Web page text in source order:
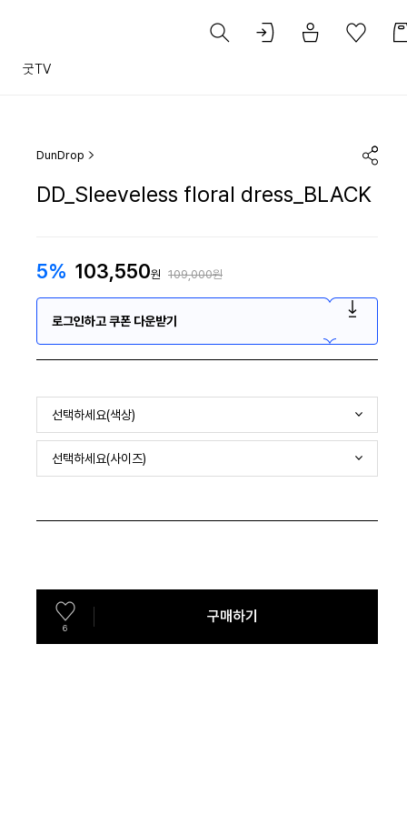
굿TV
DunDrop
DD_Sleeveless floral dress_BLACK
5% 103,550원 109,000원
로그인하고 쿠폰 다운받기
선택하세요(색상)
선택하세요(사이즈)
6
구매하기